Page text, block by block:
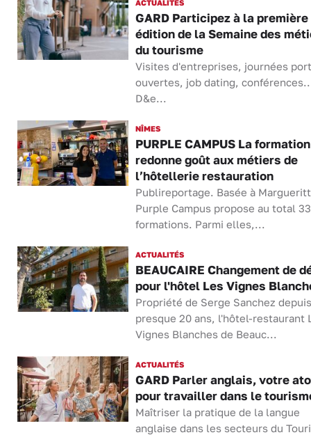
ACTUALITÉS
GARD Participez à la première
édition de la Semaine des
du tourisme
Visites d'entreprises, journées
ouvertes, job dating,
D&e...
NÎMES
PURPLE CAMPUS La
redonne goût aux métiers de
l’hôtellerie restauration
Publireportage. Basée à
Purple Campus propose au total 33
formations. Parmi elles,...
ACTUALITÉS
BEAUCAIRE Changement de
pour l'hôtel Les Vignes
Propriété de Serge Sanchez depuis
presque 20 ans, l'hôtel-restaurant
Vignes Blanches de Beauc...
ACTUALITÉS
GARD Parler anglais, votre
pour travailler dans le
Maîtriser la pratique de la langue
anglaise dans les secteurs du